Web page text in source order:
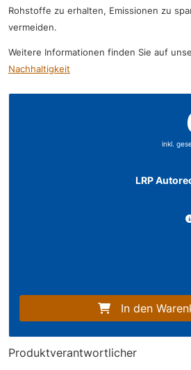
Rohstoffe zu erhalten, Emissionen zu
vermeiden.
Weitere Informationen finden Sie auf
Nachhaltigkeit
inkl.
LRP
In den
Produktverantwortlicher